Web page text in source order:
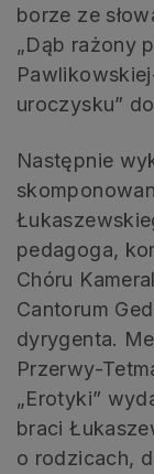
borze ze
„Dąb rażony
uroczysku”
Następnie
pedagoga,
Chóru
Cantorum
dyrygenta.
Przerwy-
„Erotyki”
braci
o rodzicach,